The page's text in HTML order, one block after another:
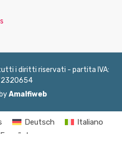
i diritti riservati - partita IVA:
Amalfiweb
Deutsch
Italiano
Español